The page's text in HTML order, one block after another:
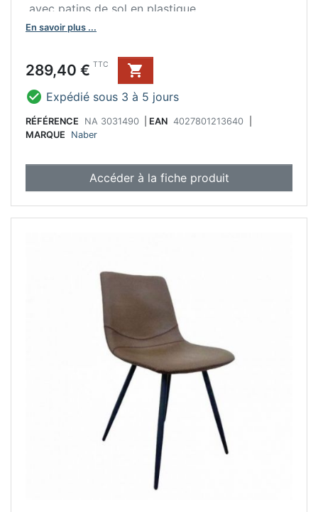
avec patins de sol en plastique
livraison démontée
En savoir plus ...
Prix
289,40 € TTC

 Expédié sous 3 à 5 jours
RÉFÉRENCE NA 3031490 EAN 4027801213640
MARQUE
Naber
Accéder à la fiche produit